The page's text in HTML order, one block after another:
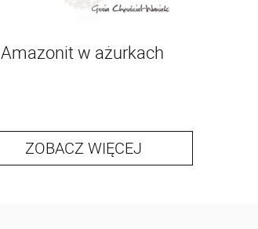
Amazonit w ażurkach
ZOBACZ WIĘCEJ